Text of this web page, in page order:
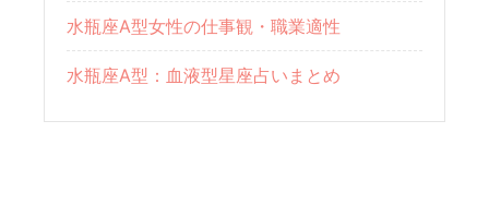
水瓶座A型女性の仕事観・職業適性
水瓶座A型：血液型星座占いまとめ